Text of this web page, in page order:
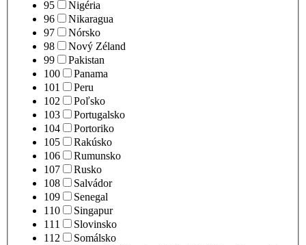
95
Nigéria
96
Nikaragua
97
Nórsko
98
Nový Zéland
99
Pakistan
100
Panama
101
Peru
102
Poľsko
103
Portugalsko
104
Portoriko
105
Rakúsko
106
Rumunsko
107
Rusko
108
Salvádor
109
Senegal
110
Singapur
111
Slovinsko
112
Somálsko